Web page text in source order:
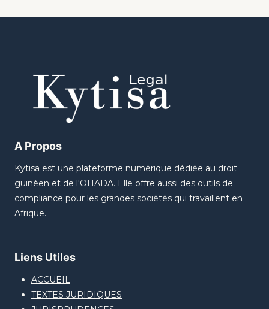
A Propos
Kytisa est une plateforme numérique dédiée au droit
guinéen et de l'OHADA. Elle offre aussi des outils de
compliance pour les grandes sociétés qui travaillent en
Afrique.
Liens Utiles
ACCUEIL
TEXTES JURIDIQUES